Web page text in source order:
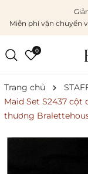
Miễn phí vận chuyển
0
Trang chủ
Maid Set S2437
thương